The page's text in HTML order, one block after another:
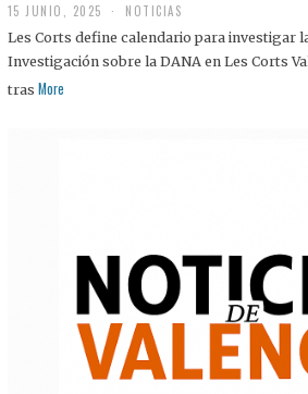
15 JUNIO, 2025 NOTICIAS
Les Corts define calendario para investigar
Investigación sobre la DANA en Les Corts
tras More